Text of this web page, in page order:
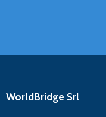
WorldBridge Srl